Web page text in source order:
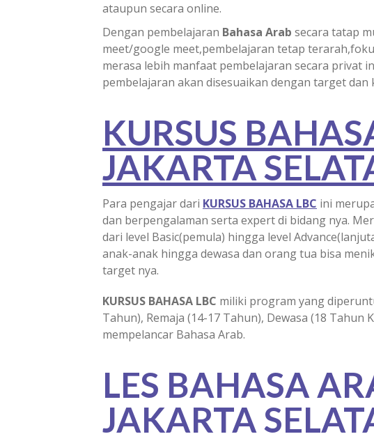
ataupun secara online.
Dengan pembelajaran Bahasa Arab secara tatap
meet/google meet,pembelajaran tetap
merasa lebih manfaat pembelajaran secara privat
pembelajaran akan disesuaikan dengan target
KURSUS
JAKARTA
Para pengajar dari KURSUS BAHASA LBC ini
dan berpengalaman serta expert di bidang nya.
dari level Basic(pemula) hingga level
anak-anak hingga dewasa dan orang tua bisa
target nya.
KURSUS BAHASA LBC miliki program yang
Tahun), Remaja (14-17 Tahun), Dewasa (18 Tahun
mempelancar Bahasa Arab.
LES BAHASA
JAKARTA